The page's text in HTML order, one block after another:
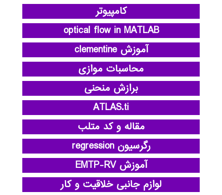
کامپیوتر
optical flow in MATLAB
آموزش clementine
محاسبات موازی
برازش منحنی
ATLAS.ti
مقاله و کد متلب
رگرسیون regression
آموزش EMTP-RV
لوازم جانبی خلاقیت و کار